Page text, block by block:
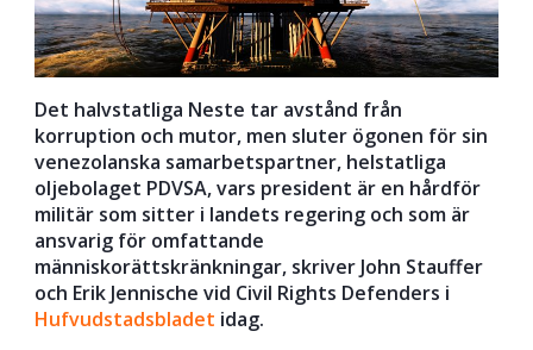
Det halvstatliga Neste tar avstånd från
korruption och mutor, men sluter ögonen för sin
venezolanska samarbetspartner, helstatliga
oljebolaget PDVSA, vars president är en hårdför
militär som sitter i landets regering och som är
ansvarig för omfattande
människorättskränkningar, skriver John Stauffer
och Erik Jennische vid Civil Rights Defenders i
Hufvudstadsbladet idag.